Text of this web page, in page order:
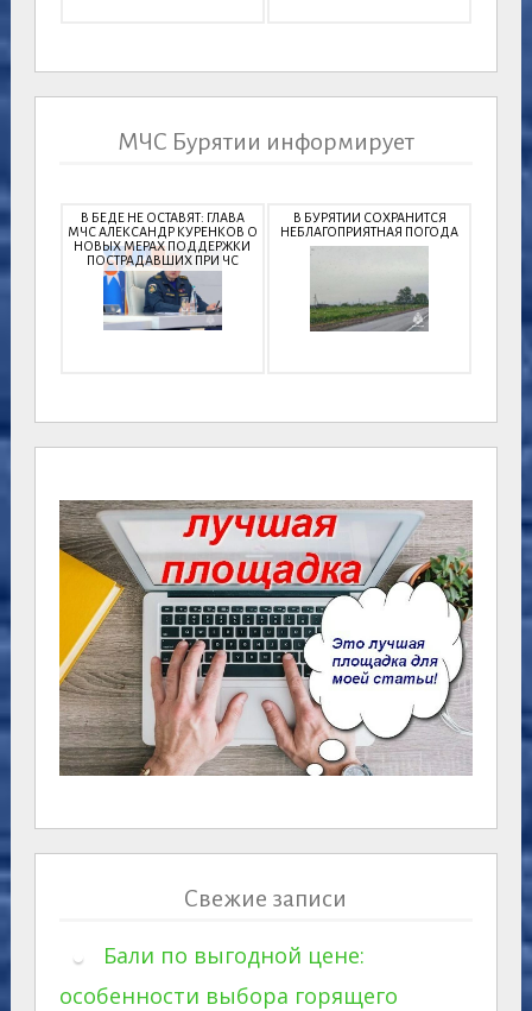
МЧС Бурятии информирует
В БЕДЕ НЕ ОСТАВЯТ: ГЛАВА
МЧС АЛЕКСАНДР КУРЕНКОВ О
НОВЫХ МЕРАХ ПОДДЕРЖКИ
ПОСТРАДАВШИХ ПРИ ЧС
В БУРЯТИИ СОХРАНИТСЯ
НЕБЛАГОПРИЯТНАЯ ПОГОДА
Свежие записи
Бали по выгодной цене:
особенности выбора горящего